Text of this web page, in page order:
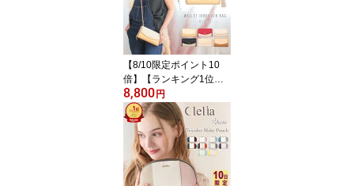
シンプル マザーズバッグ
マチあり 仕切り 肩掛け
マグネット 自立 人気 合
皮 CL-22720 C8
【8/10限定ポイント10
倍】【ランキング1位】
お財布ショルダー スマホ
ショルダー レディース
ブランド お財布ポシェッ
ト 財布 ショルダーバッ
グ かわいい おしゃれ 大
人 大容量 軽量 ファスナ
ー 斜めがけ CL-19272 送
8,800 円